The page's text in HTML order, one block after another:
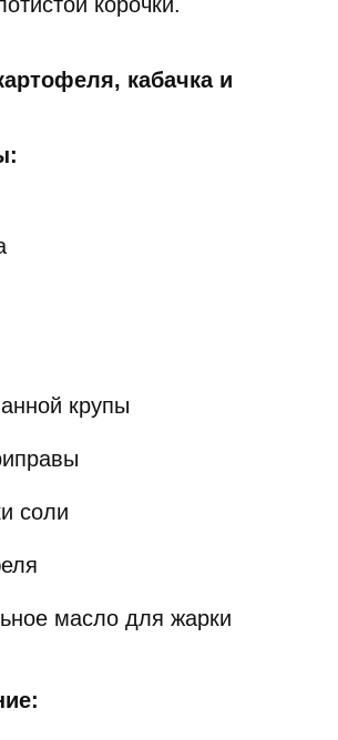
кабачка и
крупы
соли
масло для жарки